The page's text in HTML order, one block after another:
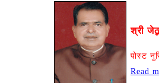
श्री
पोस्ट
Read